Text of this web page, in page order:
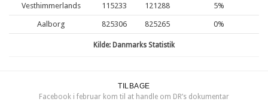
Vesthimmerlands 115233 121288 5%
Aalborg 825306 825265 0%
Kilde: Danmarks Statistik
TILBAGE
Facebook i februar kom til at handle om DR’s dokumentar